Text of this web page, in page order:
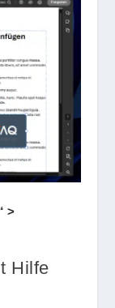
>
Hilfe